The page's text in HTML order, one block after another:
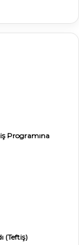
Programına
(Teftiş)